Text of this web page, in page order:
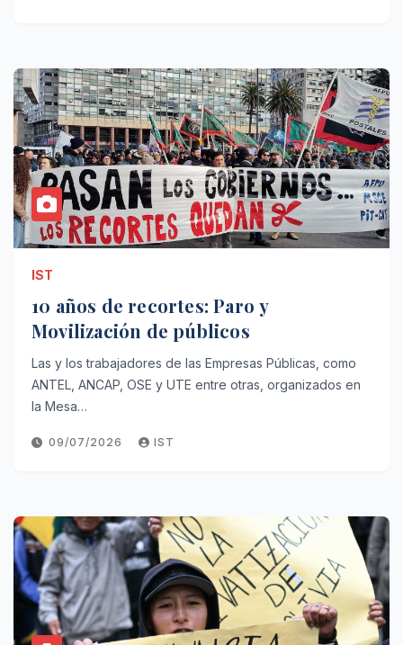
IST
10 años de recortes: Paro y
Movilización de públicos
Las y los trabajadores de las Empresas Públicas, como
ANTEL, ANCAP, OSE y UTE entre otras, organizados en
la Mesa…
09/07/2026 IST